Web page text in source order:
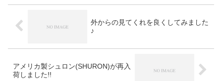
外からの見てくれを良くしてみました
♪
アメリカ製シュロン(SHURON)が再入
荷しました!!